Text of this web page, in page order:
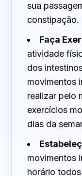
sua
constipação.
Faça
atividade
dos
movimentos
realizar pelo
exercícios
dias da
movimentos
horário